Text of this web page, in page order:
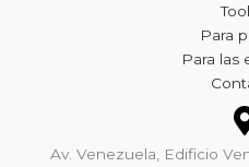
Para
Para las
Av. Venezuela, Edificio